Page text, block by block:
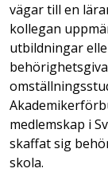
vägar till en
kollegan
utbildningar
medlemskap i
skaffat sig
skola.